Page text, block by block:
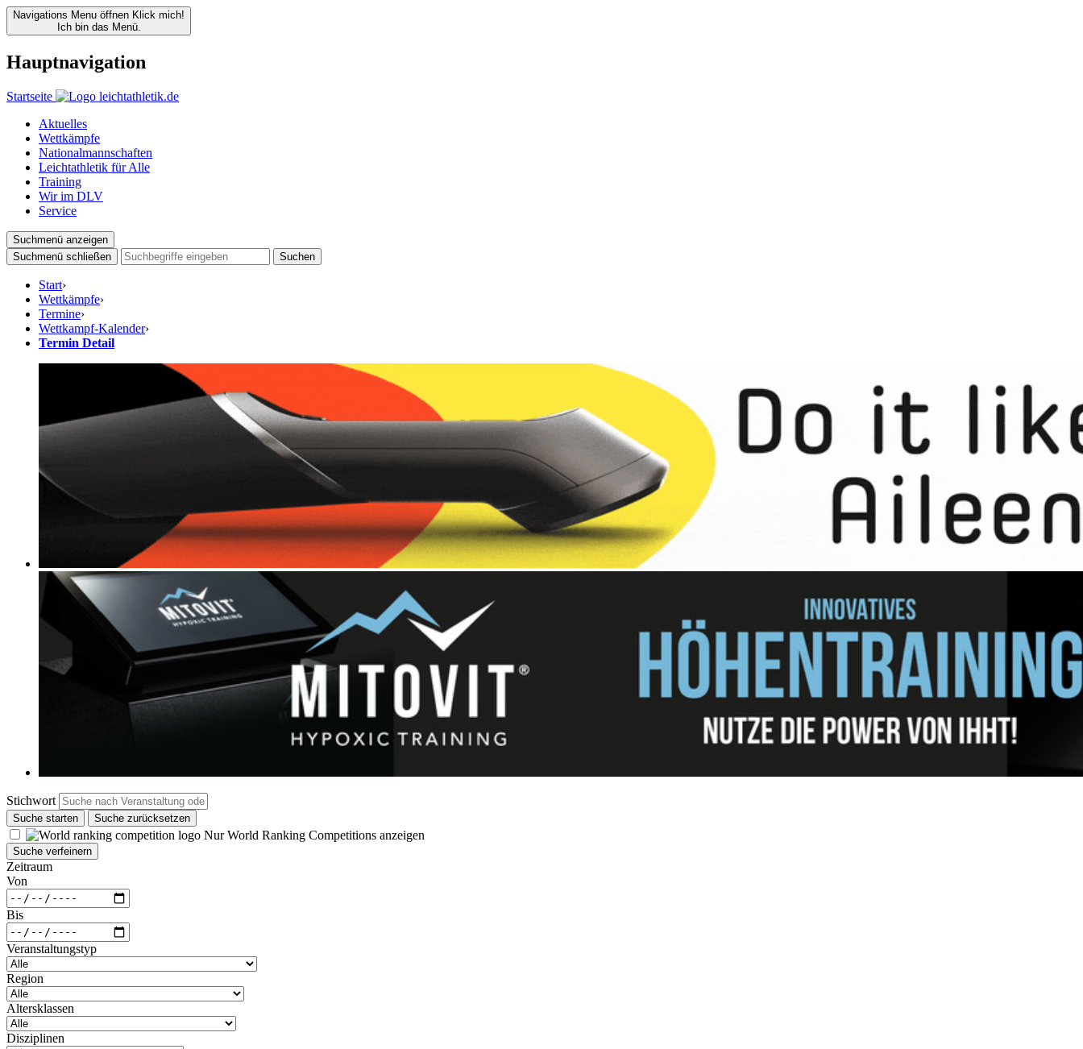
Navigations Menu öffnen Klick mich!
Ich bin das Menü.
Hauptnavigation
Startseite
Aktuelles
Wettkämpfe
Nationalmannschaften
Leichtathletik für Alle
Training
Wir im DLV
Service
Suchmenü anzeigen
Suchmenü schließen
Suchen
Start›
Wettkämpfe›
Termine›
Wettkampf-Kalender›
Termin Detail
Stichwort
Suche starten Suche zurücksetzen
Nur World Ranking Competitions anzeigen
Suche verfeinern
Zeitraum
Von
Bis
Veranstaltungstyp
Region
Altersklassen
Disziplinen